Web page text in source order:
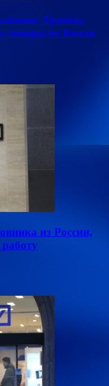
Трампа,
товары из Китая
из России,